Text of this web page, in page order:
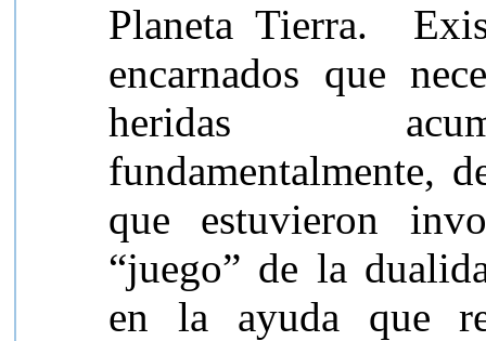
Planeta Tierra.
encarnados que
heridas
fundamentalmente,
que estuvieron
“juego” de la
en la ayuda que